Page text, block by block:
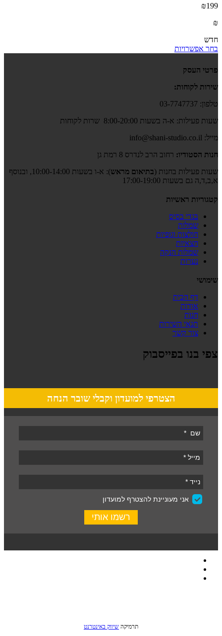
₪199
₪
חדש
בחר אפשרויות
פרטי העסק
שירות לקוחות:
טלפון: 03-7747737
שעות פעילות: א-ה בשעות 8:00-20:00 שרות לקוחות
מייל: info@shani-studio.co.il
חנות הסטודיו: רחוב הרב לנדרס 8 רמת גן
שעות פעילות בחנות (בתיאום מראש
): א-ו בשעות 10:00-14:00, ובנוסף
א,ב,ד,ה גם בשעות 17:00-19:00
קטגוריות ראשיות
בגדי בסיס
שמלות
חולצות וגופיות
חצאיות
שמלות הנקה
נערות
שימושי
דף הבית
אודות
חנות
תנאי השירות
צור קשר
צפי בנו בפייסבוק
הצטרפי למועדון וקבלי שובר הנחה
תרמיקה שיווק באינטרנט